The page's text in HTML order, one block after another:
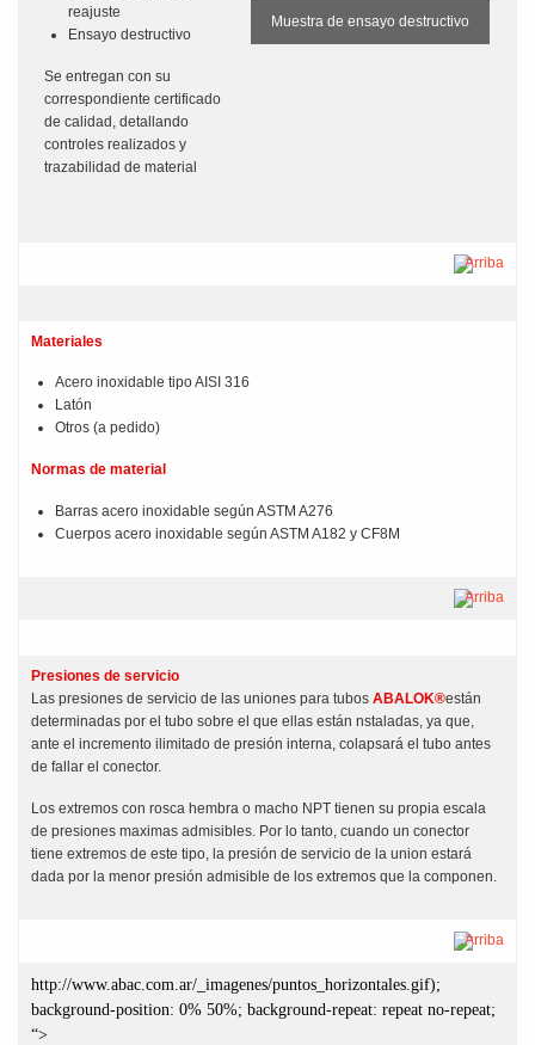
reajuste
Ensayo destructivo
Se entregan con su
correspondiente certificado
de calidad, detallando
controles realizados y
trazabilidad de material
Muestra de ensayo destructivo
Arriba
Materiales
Acero inoxidable tipo AISI 316
Latón
Otros (a pedido)
Normas de material
Barras acero inoxidable según ASTM A276
Cuerpos acero inoxidable según ASTM A182 y CF8M
Arriba
Presiones de servicio
Las presiones de servicio de las uniones para tubos ABALOK®están
determinadas por el tubo sobre el que ellas están nstaladas, ya que,
ante el incremento ilimitado de presión interna, colapsará el tubo antes
de fallar el conector.
Los extremos con rosca hembra o macho NPT tienen su propia escala
de presiones maximas admisibles. Por lo tanto, cuando un conector
tiene extremos de este tipo, la presión de servicio de la union estará
dada por la menor presión admisible de los extremos que la componen.
Arriba
http://www.abac.com.ar/_imagenes/puntos_horizontales.gif);
background-position: 0% 50%; background-repeat: repeat no-repeat;
“>